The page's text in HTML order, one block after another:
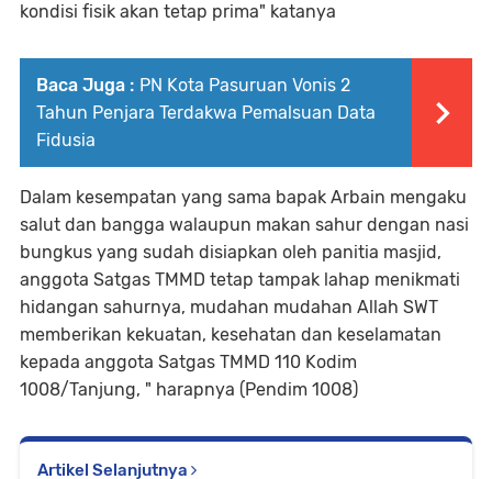
kondisi fisik akan tetap prima" katanya
Baca Juga : PN Kota Pasuruan Vonis 2
Tahun Penjara Terdakwa Pemalsuan Data
Fidusia
Dalam kesempatan yang sama bapak Arbain mengaku
salut dan bangga walaupun makan sahur dengan nasi
bungkus yang sudah disiapkan oleh panitia masjid,
anggota Satgas TMMD tetap tampak lahap menikmati
hidangan sahurnya, mudahan mudahan Allah SWT
memberikan kekuatan, kesehatan dan keselamatan
kepada anggota Satgas TMMD 110 Kodim
1008/Tanjung, " harapnya (Pendim 1008)
Artikel Selanjutnya